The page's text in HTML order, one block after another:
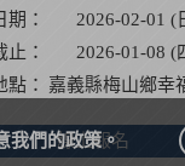
期：
2026-02-01 (
止：
2026-01-08 (
點：
嘉義縣梅山鄉幸
線上報名
我們的政策。